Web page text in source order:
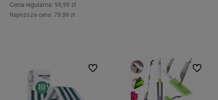
Cena regularna: 99,99 zł
Najniższa cena: 79,99 zł
Do ulubionych Do